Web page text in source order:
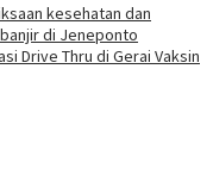
kesehatan dan
di Jeneponto
Drive Thru di Gerai Vaksin